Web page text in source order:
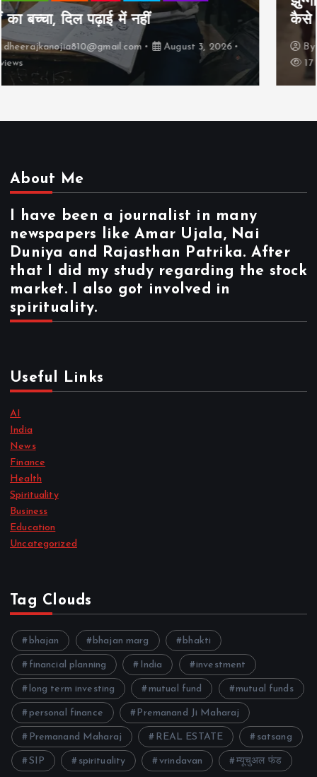
कैसे “बड़ा आदमी” बन सकता है?
Bydheerajkanojia810@gmail.com
August 2, 2026
17 views
About Me
I have been a journalist in many
newspapers like Amar Ujala, Nai
Duniya and Rajasthan Patrika. After
that I did my study regarding the stock
market. I also got involved in
spirituality.
Useful Links
AI
India
News
Finance
Health
Spirituality
Business
Education
Uncategorized
Tag Clouds
bhajan bhajan marg bhakti
financial planning India investment
long term investing mutual fund mutual funds
personal finance Premanand Ji Maharaj
Premanand Maharaj REAL ESTATE satsang
SIP spirituality vrindavan म्यूचुअल फंड